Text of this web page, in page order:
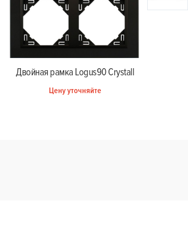
Двойная рамка Logus90 Crystall
Цену уточняйте